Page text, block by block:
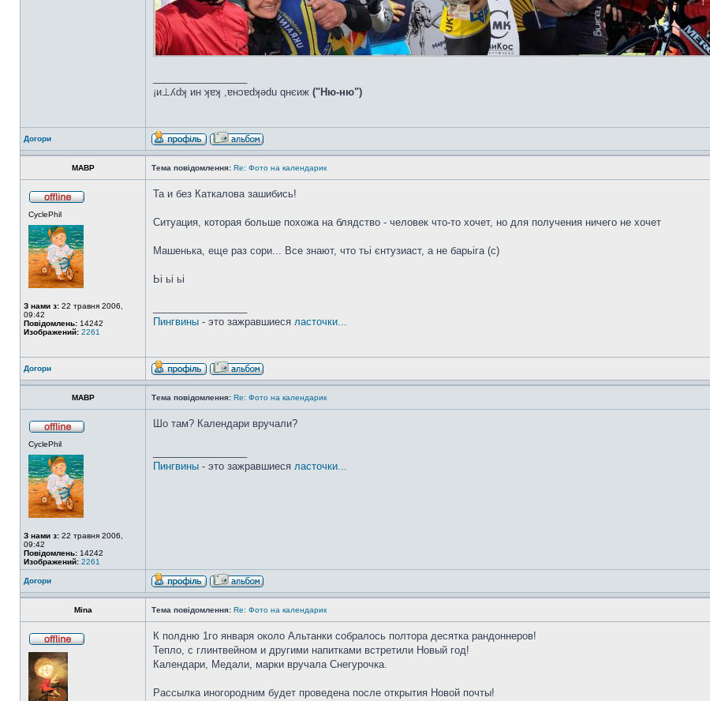
¡и⊥ʎdʞ ин ʞɐʞ ,ɐнɔɐdʞǝdu qнєиж ("Ню-ню")
Догори
MABP Тема повідомлення: Re: Фото на календарик
CyclePhil
З нами з: 22 травня 2006,
09:42
Повідомлень: 14242
Изображений: 2261
Та и без Каткалова зашибись!
Ситуация, которая больше похожа на блядство - человек что-то хочет, но для получения ничего не хочет
Машенька, еще раз сори... Все знают, что тьі єнтузиаст, а не барьіга (с)
Ьі ьі ьі
Пингвины - это зажравшиеся ласточки...
Догори
MABP Тема повідомлення: Re: Фото на календарик
CyclePhil
З нами з: 22 травня 2006,
09:42
Повідомлень: 14242
Изображений: 2261
Шо там? Календари вручали?
Пингвины - это зажравшиеся ласточки...
Догори
Mina Тема повідомлення: Re: Фото на календарик
К полдню 1го января около Альтанки собралось полтора десятка рандоннеров!
Тепло, с глинтвейном и другими напитками встретили Новый год!
Календари, Медали, марки вручала Снегурочка.
Рассылка иногородним будет проведена после открытия Новой почты!